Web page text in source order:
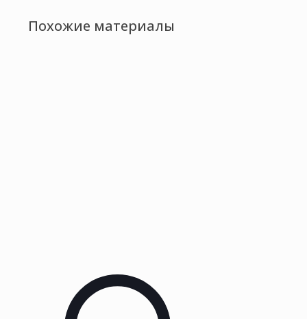
Похожие материалы